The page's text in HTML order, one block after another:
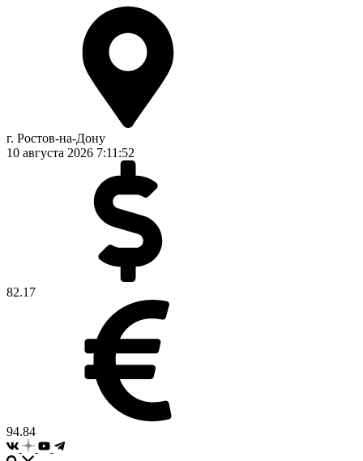
г. Ростов-на-Дону
10 августа 2026 7:11:53
82.17
94.84